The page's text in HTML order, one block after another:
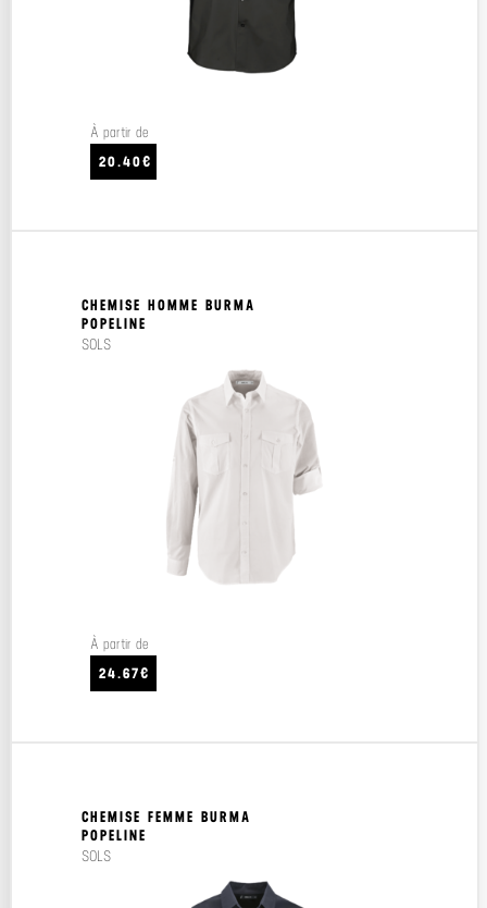
À partir de
20.40€
CHEMISE HOMME BURMA
POPELINE
SOLS
À partir de
24.67€
CHEMISE FEMME BURMA
POPELINE
SOLS